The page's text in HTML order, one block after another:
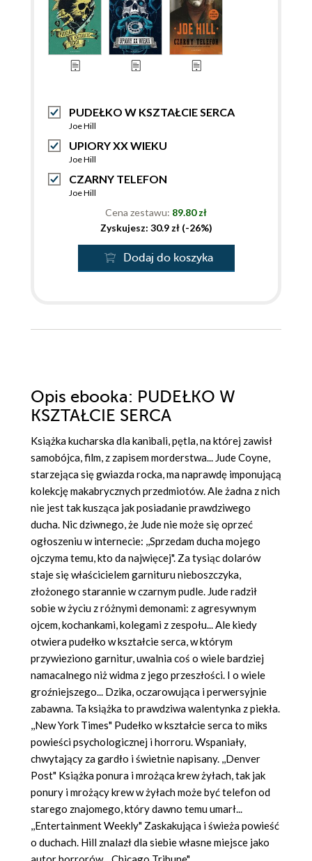
PUDEŁKO W KSZTAŁCIE SERCA
Joe Hill
UPIORY XX WIEKU
Joe Hill
CZARNY TELEFON
Joe Hill
Cena zestawu: 89.80 zł
Zyskujesz: 30.9 zł (-26%)
Dodaj do koszyka
Opis ebooka: PUDEŁKO W
KSZTAŁCIE SERCA
Książka kucharska dla kanibali, pętla, na której zawisł
samobójca, film, z zapisem morderstwa... Jude Coyne,
starzejąca się gwiazda rocka, ma naprawdę imponującą
kolekcję makabrycznych przedmiotów. Ale żadna z nich
nie jest tak kusząca jak posiadanie prawdziwego
ducha. Nic dziwnego, że Jude nie może się oprzeć
ogłoszeniu w internecie: ,,Sprzedam ducha mojego
ojczyma temu, kto da najwięcej". Za tysiąc dolarów
staje się właścicielem garnituru nieboszczyka,
złożonego starannie w czarnym pudle. Jude radził
sobie w życiu z różnymi demonami: z agresywnym
ojcem, kochankami, kolegami z zespołu... Ale kiedy
otwiera pudełko w kształcie serca, w którym
przywieziono garnitur, uwalnia coś o wiele bardziej
namacalnego niż widma z jego przeszłości. I o wiele
groźniejszego... Dzika, oczarowująca i perwersyjnie
zabawna. Ta książka to prawdziwa walentynka z piekła.
,,New York Times" Pudełko w kształcie serca to miks
powieści psychologicznej i horroru. Wspaniały,
chwytający za gardło i świetnie napisany. ,,Denver
Post" Książka ponura i mrożąca krew żyłach, tak jak
ponury i mrożący krew w żyłach może być telefon od
starego znajomego, który dawno temu umarł...
,,Entertainment Weekly" Zaskakująca i świeża powieść
o duchach. Hill znalazł dla siebie własne miejsce jako